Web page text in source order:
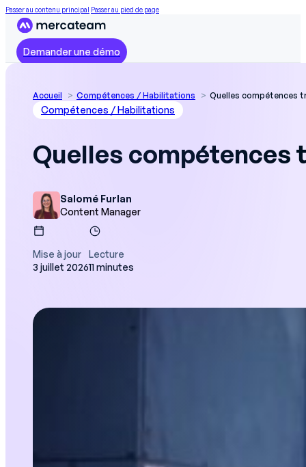
Passer au contenu principal Passer au pied de page
Demander une démo
Accueil Compétences / Habilitations Quelles compétences
Compétences / Habilitations
Quelles compétences
Salomé Furlan
Content Manager
Mise à jour
3 juillet 2026
Lecture
11 minutes